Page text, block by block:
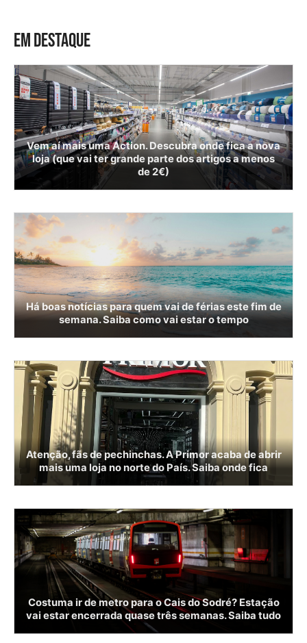
EM DESTAQUE
Vem aí mais uma Action. Descubra onde fica a nova
loja (que vai ter grande parte dos artigos a menos
de 2€)
Há boas notícias para quem vai de férias este fim de
semana. Saiba como vai estar o tempo
Atenção, fãs de pechinchas. A Primor acaba de abrir
mais uma loja no norte do País. Saiba onde fica
Costuma ir de metro para o Cais do Sodré? Estação
vai estar encerrada quase três semanas. Saiba tudo